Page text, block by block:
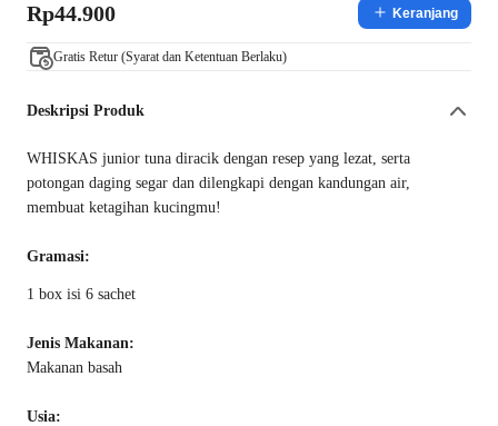
Rp44.900 Keranjang
Gratis Retur (Syarat dan Ketentuan Berlaku)
Deskripsi Produk
WHISKAS junior tuna diracik dengan resep yang lezat, serta
potongan daging segar dan dilengkapi dengan kandungan air,
membuat ketagihan kucingmu!
Gramasi:
1 box isi 6 sachet
Jenis Makanan:
Makanan basah
Usia: